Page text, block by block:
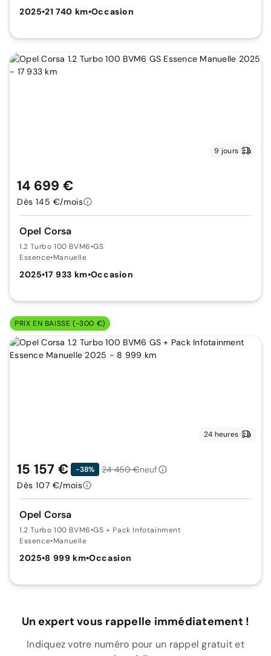
2025•21 740 km•Occasion
9 jours
Opel Corsa
1.2 Turbo 100 BVM6•GS
Essence•Manuelle
2025•17 933 km•Occasion
14 699 €
Dès 145 €/mois
PRIX EN BAISSE (-300 €)
24 heures
Opel Corsa
1.2 Turbo 100 BVM6•GS + Pack Infotainment
Essence•Manuelle
2025•8 999 km•Occasion
15 157 € -38% 24 450 €neuf
Dès 107 €/mois
Un expert vous rappelle immédiatement !
Indiquez votre numéro pour un rappel gratuit et